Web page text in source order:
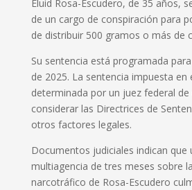
Eluid Rosa-Escudero, de 35 años,
de un cargo de conspiración para
de distribuir 500 gramos o más de
Su sentencia está programada
de 2025. La sentencia impuesta en
determinada por un juez federal
considerar las Directrices de
otros factores legales.
Documentos judiciales indican que
multiagencia de tres meses sobre
narcotráfico de Rosa-Escudero